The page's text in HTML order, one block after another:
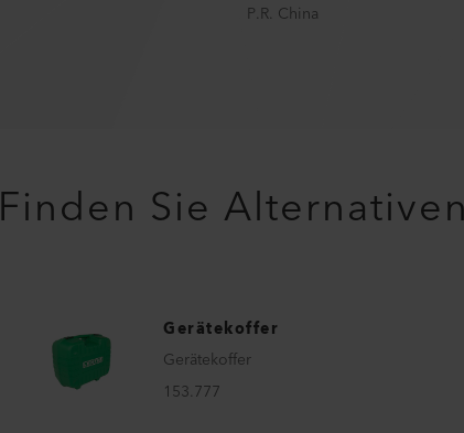
P.R. China
Finden Sie
Gerätekoffer
Gerätekoffer
153.777